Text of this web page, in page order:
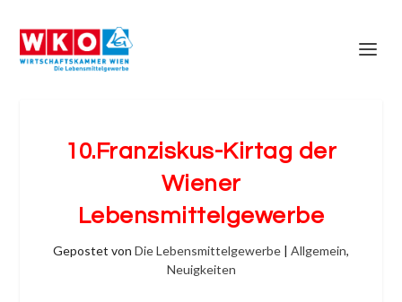
10.Franziskus-Kirtag der
Wiener
Lebensmittelgewerbe
Gepostet von Die Lebensmittelgewerbe | Allgemein,
Neuigkeiten